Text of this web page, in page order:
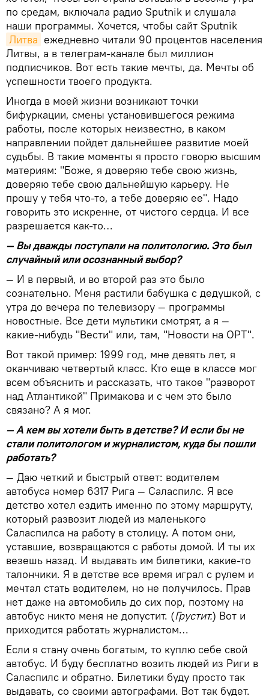
по средам, включала радио Sputnik и слушала
наши программы. Хочется, чтобы сайт Sputnik
Литва ежедневно читали 90 процентов населения
Литвы, а в телеграм-канале был миллион
подписчиков. Вот есть такие мечты, да. Мечты об
успешности твоего продукта.
Иногда в моей жизни возникают точки
бифуркации, смены установившегося режима
работы, после которых неизвестно, в каком
направлении пойдет дальнейшее развитие моей
судьбы. В такие моменты я просто говорю высшим
материям: "Боже, я доверяю тебе свою жизнь,
доверяю тебе свою дальнейшую карьеру. Не
прошу у тебя что-то, а тебе доверяю ее". Надо
говорить это искренне, от чистого сердца. И все
разрешается как-то…
— Вы дважды поступали на политологию. Это был
случайный или осознанный выбор?
— И в первый, и во второй раз это было
сознательно. Меня растили бабушка с дедушкой, с
утра до вечера по телевизору — программы
новостные. Все дети мультики смотрят, а я —
какие-нибудь "Вести" или, там, "Новости на ОРТ".
Вот такой пример: 1999 год, мне девять лет, я
оканчиваю четвертый класс. Кто еще в классе мог
всем объяснить и рассказать, что такое "разворот
над Атлантикой" Примакова и с чем это было
связано? А я мог.
— А кем вы хотели быть в детстве? И если бы не
стали политологом и журналистом, куда бы пошли
работать?
— Даю четкий и быстрый ответ: водителем
автобуса номер 6317 Рига — Саласпилс. Я все
детство хотел ездить именно по этому маршруту,
который развозит людей из маленького
Саласпилса на работу в столицу. А потом они,
уставшие, возвращаются с работы домой. И ты их
везешь назад. И выдавать им билетики, какие-то
талончики. Я в детстве все время играл с рулем и
мечтал стать водителем, но не получилось. Прав
нет даже на автомобиль до сих пор, поэтому на
автобус никто меня не допустит. (Грустит.) Вот и
приходится работать журналистом…
Если я стану очень богатым, то куплю себе свой
автобус. И буду бесплатно возить людей из Риги в
Саласпилс и обратно. Билетики буду просто так
выдавать, со своими автографами. Вот так будет.